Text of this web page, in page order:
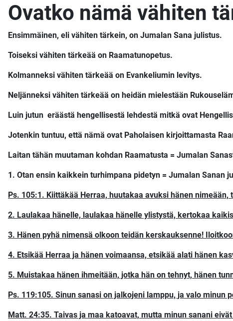
Ovatko nämä vähiten
Ensimmäinen, eli vähiten tärkein, on Jumalan Sana julistus.
Toiseksi vähiten tärkeää on Raamatunopetus.
Kolmanneksi vähiten tärkeää on Evankeliumin levitys.
Neljänneksi vähiten tärkeää on heidän mielestään
Luin jutun eräästä hengellisestä lehdestä mitkä ovat
Jotenkin tuntuu, että nämä ovat Paholaisen kirjoittamasta
Laitan tähän muutaman kohdan Raamatusta = Jumalan
1. Otan ensin kaikkein turhimpana pidetyn = Jumalan Sanan
Ps. 105:1. Kiittäkää Herraa, huutakaa avuksi hänen
2. Laulakaa hänelle, laulakaa hänelle ylistystä, kertokaa
3. Hänen pyhä nimensä olkoon teidän kerskauksenne!
4. Etsikää Herraa ja hänen voimaansa, etsikää alati hänen
5. Muistakaa hänen ihmeitään, jotka hän on tehnyt, hänen
Ps. 119:105. Sinun sanasi on jalkojeni lamppu, ja valo minun
Matt. 24:35. Taivas ja maa katoavat, mutta minun sanani